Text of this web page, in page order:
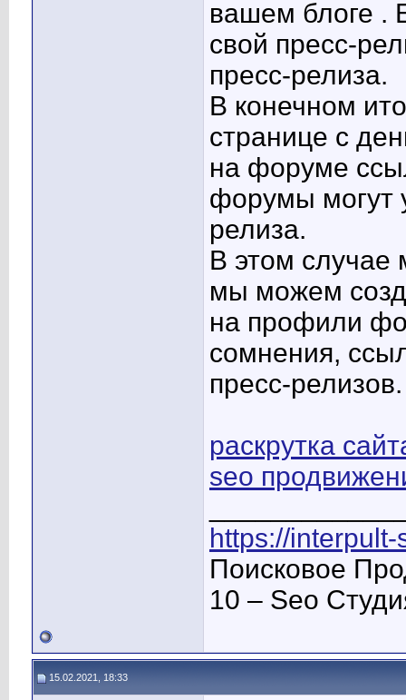
вашем блоге .
свой пресс-
пресс-релиза.
В конечном
странице с
на форуме
форумы могут
релиза.
В этом
мы можем
на профили
сомнения,
пресс-релизов.
раскрутка
seo
https://
Поисковое
10 – Seo
15.02.2021, 18:33